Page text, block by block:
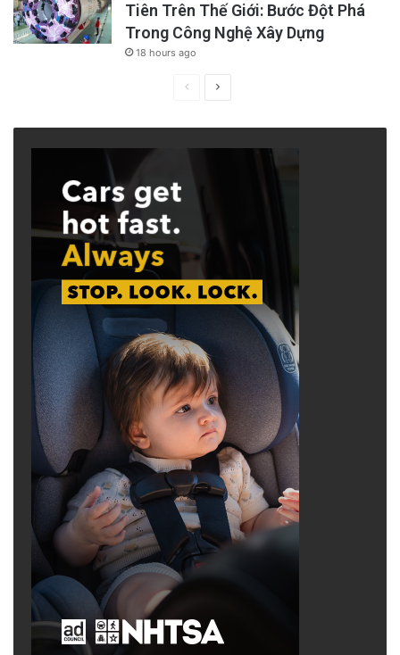
Tiên Trên Thế Giới: Bước Đột Phá
Trong Công Nghệ Xây Dựng
18 hours ago
PreviousNext